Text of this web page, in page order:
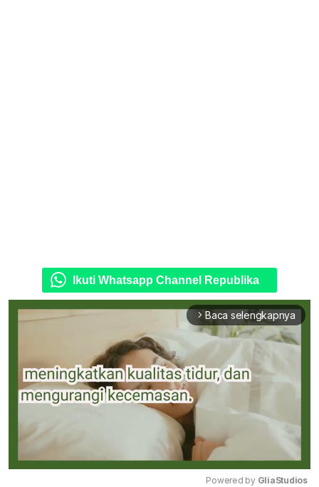
Ikuti Whatsapp Channel Republika
arrow_forward_ios Baca selengkapnya
Powered by GliaStudios